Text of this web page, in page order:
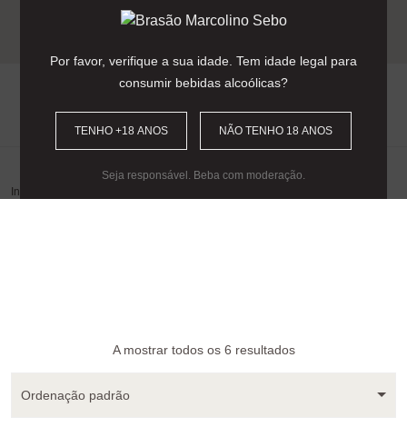
Por favor, verifique a sua idade. Tem idade legal para
consumir bebidas alcoólicas?
TENHO +18 ANOS NÃO TENHO 18 ANOS
Seja responsável. Beba com moderação.
Início
A mostrar todos os 6 resultados
Ordenação padrão